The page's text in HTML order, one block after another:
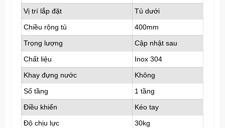
Vị trí lắp đặt
Tủ dưới
Chiều rộng tủ
400mm
Trọng lượng
Cập nhật sau
Chất liệu
Inox 304
Khay đựng nước
Không
Số tầng
1 tầng
Điều khiển
Kéo tay
Độ chịu lực
30kg